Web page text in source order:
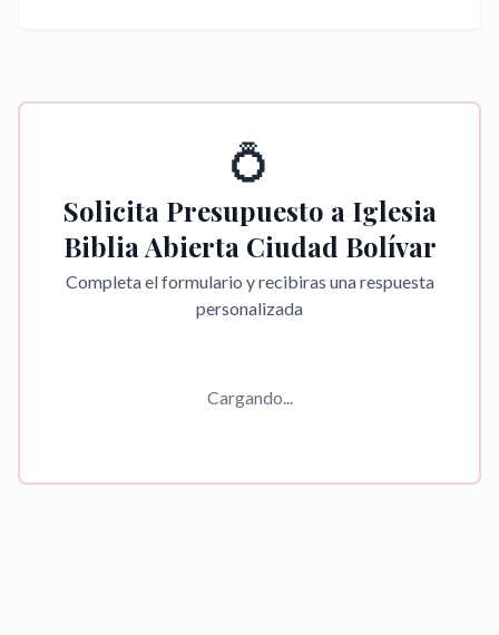
💍
Solicita Presupuesto a Iglesia
Biblia Abierta Ciudad Bolívar
Completa el formulario y recibiras una respuesta
personalizada
Cargando...